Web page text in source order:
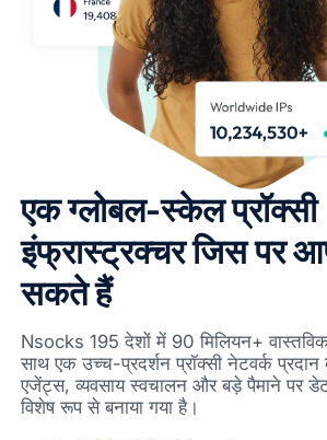
एक ग्लोबल-स्केल प्रॉक्सी
इंफ्रास्ट्रक्चर जिस पर
सकते हैं
Nsocks 195 देशों में 90 मिलियन+
साथ एक उच्च-प्रदर्शन प्रॉक्सी नेटवर्क
एजेंट्स, व्यवसाय स्वचालन और बड़े पैमाने पर
विशेष रूप से बनाया गया है।